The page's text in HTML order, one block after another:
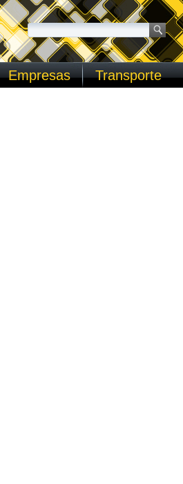
Empresas Transporte